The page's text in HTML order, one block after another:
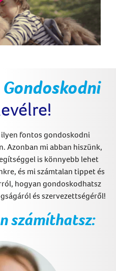
Gondoskodni
ilyen fontos gondoskodni
Azonban mi abban hiszünk,
is könnyebb lehet
és mi számtalan tippet és
hogyan gondoskodhatsz
és szervezettségéről!
számíthatsz: